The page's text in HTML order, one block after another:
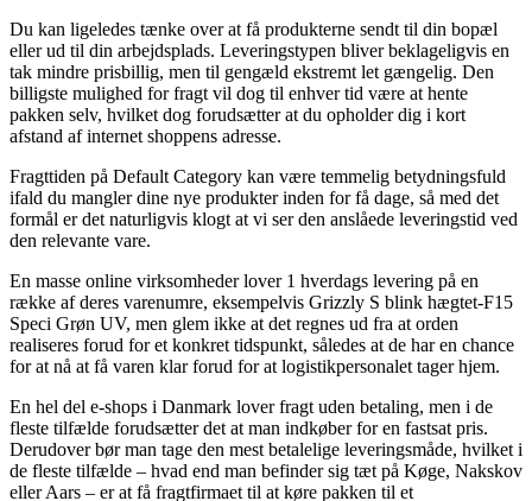
Du kan ligeledes tænke over at få produkterne sendt til din bopæl
eller ud til din arbejdsplads. Leveringstypen bliver beklageligvis en
tak mindre prisbillig, men til gengæld ekstremt let gængelig. Den
billigste mulighed for fragt vil dog til enhver tid være at hente
pakken selv, hvilket dog forudsætter at du opholder dig i kort
afstand af internet shoppens adresse.
Fragttiden på Default Category kan være temmelig betydningsfuld
ifald du mangler dine nye produkter inden for få dage, så med det
formål er det naturligvis klogt at vi ser den anslåede leveringstid ved
den relevante vare.
En masse online virksomheder lover 1 hverdags levering på en
række af deres varenumre, eksempelvis Grizzly S blink hægtet-F15
Speci Grøn UV, men glem ikke at det regnes ud fra at orden
realiseres forud for et konkret tidspunkt, således at de har en chance
for at nå at få varen klar forud for at logistikpersonalet tager hjem.
En hel del e-shops i Danmark lover fragt uden betaling, men i de
fleste tilfælde forudsætter det at man indkøber for en fastsat pris.
Derudover bør man tage den mest betalelige leveringsmåde, hvilket i
de fleste tilfælde – hvad end man befinder sig tæt på Køge, Nakskov
eller Aars – er at få fragtfirmaet til at køre pakken til et